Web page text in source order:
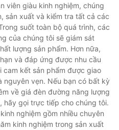
viên giàu kinh nghiệm, chúng
sản xuất và kiểm tra tất cả các
suốt toàn bộ quá trình, các
của chúng tôi sẽ giám sát
lượng sản phẩm. Hơn nữa,
và đáp ứng được nhu cầu
cam kết sản phẩm được giao
nguyên vẹn. Nếu bạn có bất kỳ
về giá đèn đường năng lượng
hãy gọi trực tiếp cho chúng tôi.
nghiệm gồm nhiều chuyên
kinh nghiệm trong sản xuất